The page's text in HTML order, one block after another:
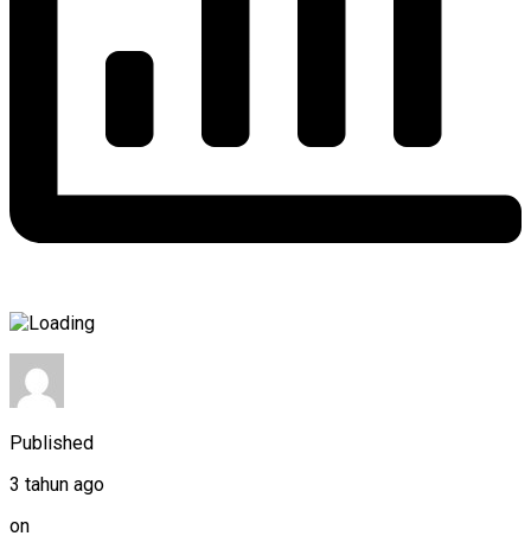
Published
3 tahun ago
on